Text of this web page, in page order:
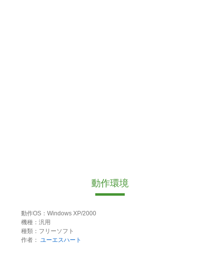
動作環境
動作OS：Windows XP/2000
機種：汎用
種類：フリーソフト
作者： ユーエスハート